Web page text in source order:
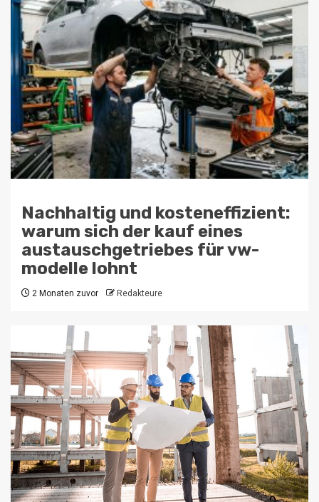
Nachhaltig und kosteneffizient:
warum sich der kauf eines
austauschgetriebes für vw-
modelle lohnt
2 Monaten zuvor Redakteure